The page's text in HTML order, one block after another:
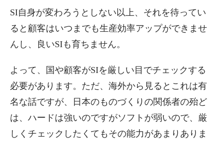
SI自身が変わろうとしない以上、それを待ってい
ると顧客はいつまでも生産効率アップができませ
んし、良いSIも育ちません。
よって、国や顧客がSIを厳しい目でチェックする
必要があります。ただ、海外から見るとこれは有
名な話ですが、日本のものづくりの関係者の殆ど
は、ハードは強いのですがソフトが弱いので、厳
しくチェックしたくてもその能力があまりありま